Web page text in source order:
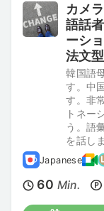
カメ
語話
ーシ
法文
韓国語
す。中
す。非
トネー
う。語
を話し
Japanese
60 Min.